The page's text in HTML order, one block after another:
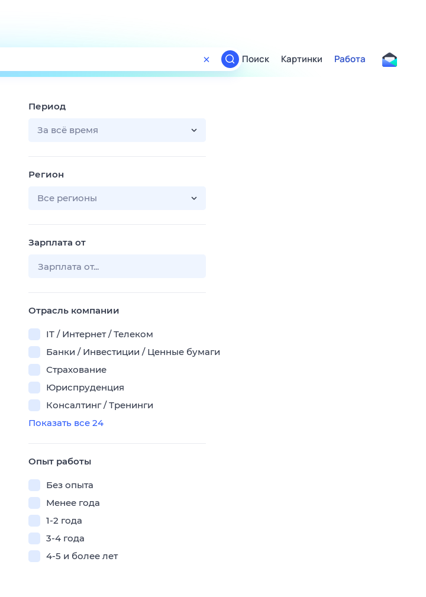
Поиск
ТВ-программа
Поиск Картинки Работа
Период
За всё время
Регион
Все регионы
Зарплата от
Отрасль компании
IT / Интернет / Телеком
Банки / Инвестиции / Ценные бумаги
Страхование
Юриспруденция
Консалтинг / Тренинги
Показать все 24
Опыт работы
Без опыта
Менее года
1-2 года
3-4 года
4-5 и более лет